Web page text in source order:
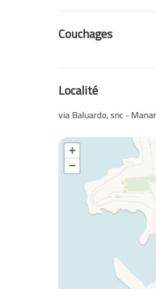
Couchages
Localité
via Baluardo, snc -
+
−